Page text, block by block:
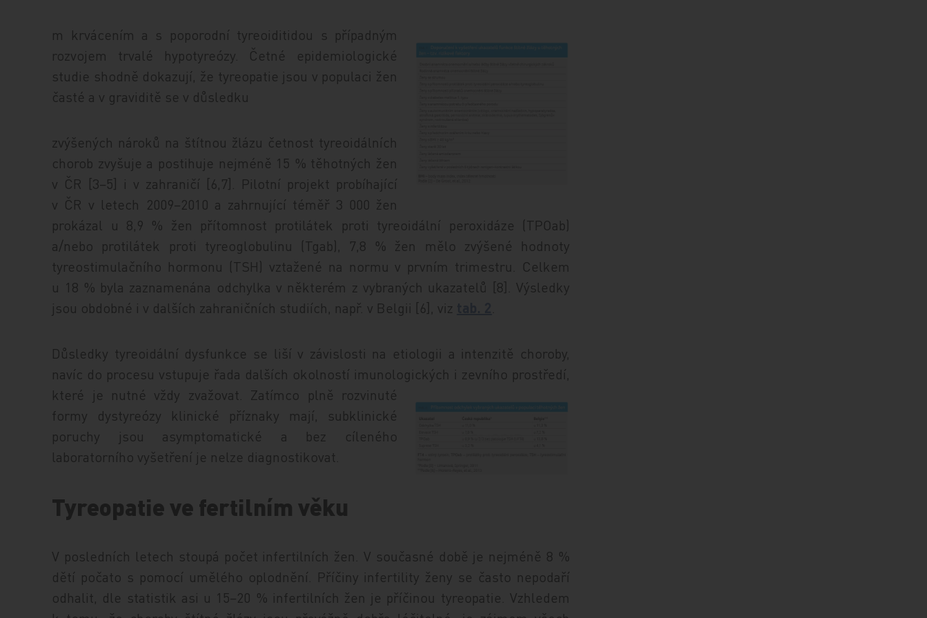
m krvácením a s poporodní tyreoi­di­ti­dou s případným
rozvojem trvalé hypotyreózy. Četné epidemiologické
studie shodně dokazují, že tyreopatie jsou v populaci žen
časté a v graviditě se v důsledku
zvýšených nároků na štítnou žlázu četnost tyreoidálních
chorob zvyšuje a postihuje nejméně 15 % těhotných žen
v ČR [3−5] i v zahraničí [6,7]. Pilotní projekt probíhající
v ČR v letech 2009−2010 a zahrnující téměř 3 000 žen
prokázal u 8,9 % žen přítomnost protilátek proti tyreoidální per­oxi­dá­ze (TPOab)
a/nebo protilátek proti tyreoglobulinu (Tgab), 7,8 % žen mělo zvýšené hodnoty
tyreostimulačního hormonu (TSH) vztažené na normu v prvním trimestru. Celkem
u 18 % byla zaznamenána odchylka v některém z vybraných ukazatelů [8]. Výsledky
jsou obdobné i v dalších zahraničních studiích, např. v Belgii [6], viz
.
Důsledky tyreoidální dysfunkce se liší v závislosti na etiologii a intenzitě choroby,
navíc do procesu vstupuje řada dalších okolností imunologických i zevního prostředí,
které je nutné vždy zvažovat. Zatímco plně rozvinuté
formy dystyreózy klinické příznaky mají, subklinické
poruchy jsou asymptomatické a bez cíleného
laboratorního vyšetření je nelze diagnostikovat.
Tyreopatie ve fertilním věku
V posledních letech stoupá počet infertilních žen. V současné době je nejméně 8 %
dětí počato s pomocí umělého oplodnění. Příčiny infertility ženy se často nepodaří
odhalit, dle statistik asi u 15−20 % infertilních žen je příčinou tyreopatie. Vzhledem